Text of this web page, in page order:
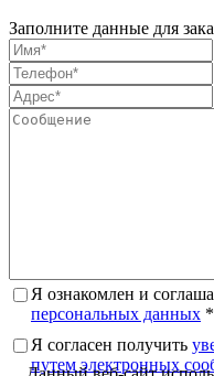
Заполните данные для
Я ознакомлен и
персональных данных *
Я согласен получить
путем электронных